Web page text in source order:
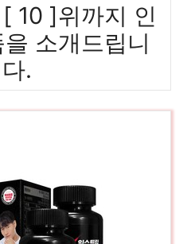
10 ]위까지 인
소개드립니
다.